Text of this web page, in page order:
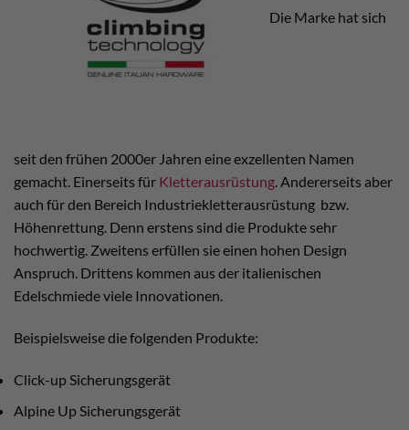
Die Marke hat sich
seit den frühen 2000er Jahren eine exzellenten Namen
gemacht. Einerseits für Kletterausrüstung. Andererseits aber
auch für den Bereich Industriekletterausrüstung bzw.
Höhenrettung. Denn erstens sind die Produkte sehr
hochwertig. Zweitens erfüllen sie einen hohen Design
Anspruch. Drittens kommen aus der italienischen
Edelschmiede viele Innovationen.
Beispielsweise die folgenden Produkte:
Click-up Sicherungsgerät
Alpine Up Sicherungsgerät